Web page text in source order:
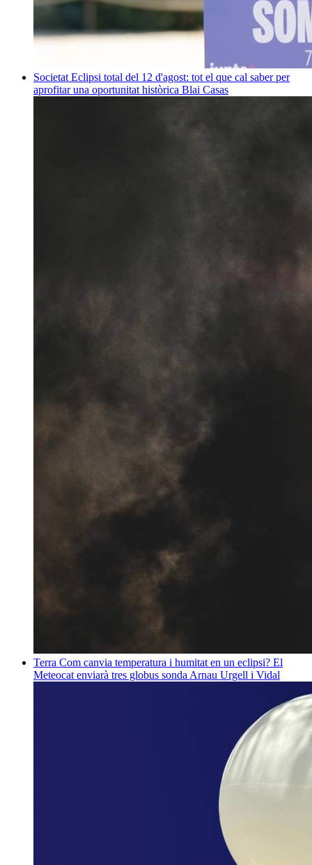
Societat Eclipsi total del 12 d'agost: tot el que cal saber per
aprofitar una oportunitat històrica Blai Casas
Terra Com canvia temperatura i humitat en un eclipsi? El
Meteocat enviarà tres globus sonda Arnau Urgell i Vidal